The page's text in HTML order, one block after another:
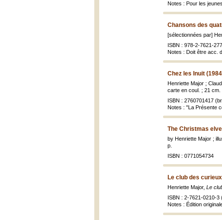
Notes : Pour les
Chansons des
[sélectionnées par]
ISBN : 978-2-7621-
Notes : Doit être acc.
Chez les Inuit
Henriette Major ;
carte en coul. ; 21 cm.
ISBN : 2760701417
Notes : "La Présente
The Christmas
by Henriette Major ;
p.
ISBN : 0771054734
Le club des
Henriette Major, Le
ISBN : 2-7621-0210-3
Notes : Édition